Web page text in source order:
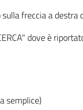
freccia a
dove è
semplice)